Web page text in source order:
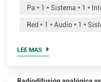
público * 1 * edificios.
Pa * 1 * Sistema * 1 *
Red * 1 * Audio * 1 *
LEE MAS